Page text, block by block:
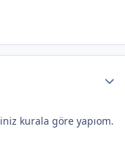
kurala göre yapıom.